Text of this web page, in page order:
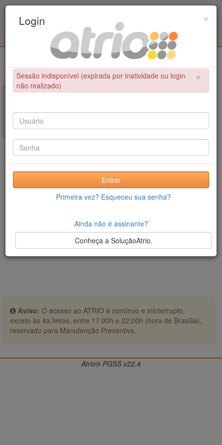
Civil / UPE
×
NÃO FOI POSSÍVEL CONCLUIR A OPERAÇÃO
Sessão indisponível (expirada por inatividade ou login não
realizado)
Aviso: O acesso ao ATRIO é contínuo e ininterrupto,
exceto às 4a.feiras, entre 17:00h e 22:00h (hora de Brasília),
reservado para Manutenção Preventiva.
×
Login
×
Sessão indisponível (expirada por inatividade ou login
não realizado)
Entrar
Primeira vez? Esqueceu sua senha?
Ainda não é assinante?
Conheça a SoluçãoAtrio.
Atrio® PGSS v22.4